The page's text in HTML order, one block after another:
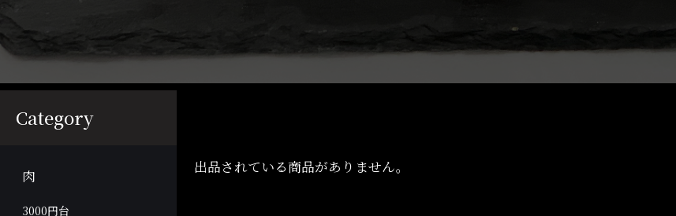
Category
肉
3000円台
出品されている商品がありません。